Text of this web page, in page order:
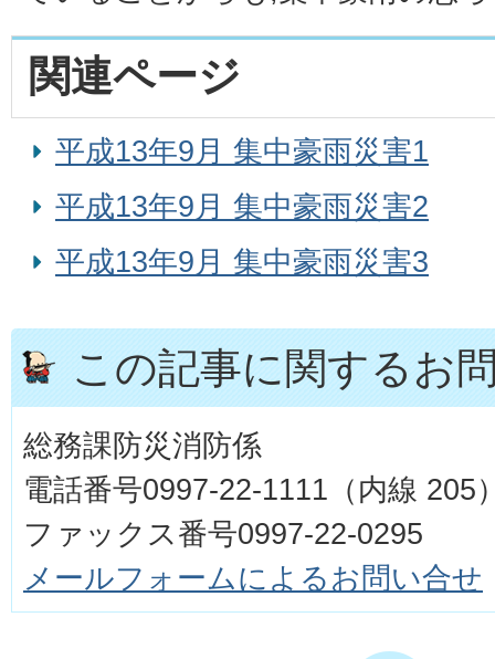
関連ページ
平成13年9月 集中豪雨災害1
平成13年9月 集中豪雨災害2
平成13年9月 集中豪雨災害3
この記事に関するお
総務課防災消防係
電話番号0997-22-1111（内線 205
ファックス番号0997-22-0295
メールフォームによるお問い合せ